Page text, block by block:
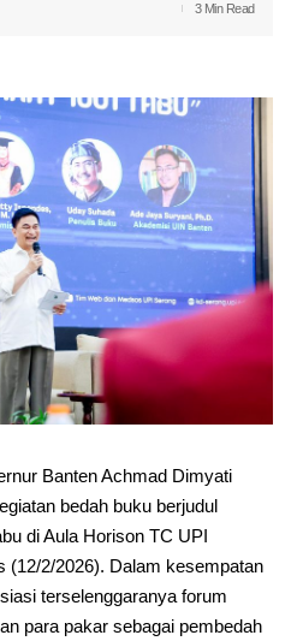
3 Min Read
Banten Achmad Dimyati
bedah buku berjudul
di Aula Horison TC UPI
(12/2/2026). Dalam kesempatan
terselenggaranya forum
para pakar sebagai pembedah